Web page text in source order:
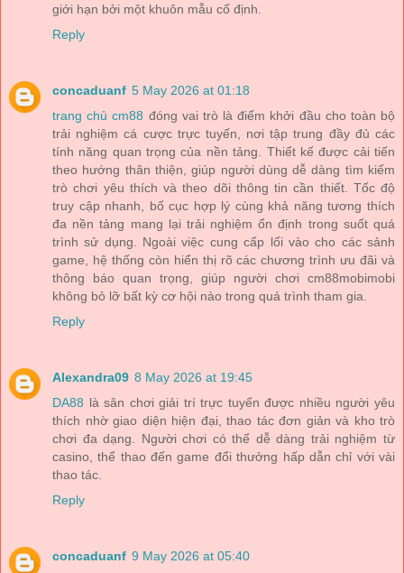
giới hạn bởi một khuôn mẫu cố định.
Reply
concaduanf 5 May 2026 at 01:18
trang chủ cm88 đóng vai trò là điểm khởi đầu cho toàn bộ
trải nghiệm cá cược trực tuyến, nơi tập trung đầy đủ các
tính năng quan trọng của nền tảng. Thiết kế được cải tiến
theo hướng thân thiện, giúp người dùng dễ dàng tìm kiếm
trò chơi yêu thích và theo dõi thông tin cần thiết. Tốc độ
truy cập nhanh, bố cục hợp lý cùng khả năng tương thích
đa nền tảng mang lại trải nghiệm ổn định trong suốt quá
trình sử dụng. Ngoài việc cung cấp lối vào cho các sảnh
game, hệ thống còn hiển thị rõ các chương trình ưu đãi và
thông báo quan trọng, giúp người chơi cm88mobimobi
không bỏ lỡ bất kỳ cơ hội nào trong quá trình tham gia.
Reply
Alexandra09 8 May 2026 at 19:45
DA88 là sân chơi giải trí trực tuyến được nhiều người yêu
thích nhờ giao diện hiện đại, thao tác đơn giản và kho trò
chơi đa dạng. Người chơi có thể dễ dàng trải nghiệm từ
casino, thể thao đến game đổi thưởng hấp dẫn chỉ với vài
thao tác.
Reply
concaduanf 9 May 2026 at 05:40